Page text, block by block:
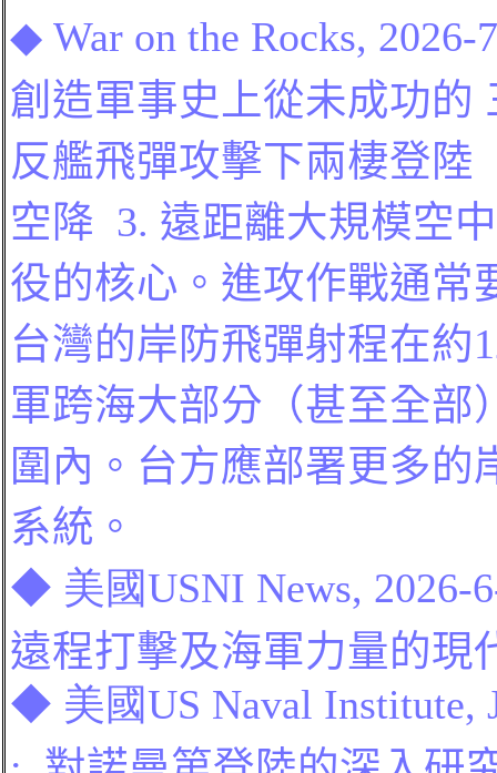
◆ War on the Rocks, 2026-
創造軍事史上從未成功的
反艦飛彈攻擊下兩棲登陸
空降 3. 遠距離大規模空
役的核心。 進攻作戰通常
台灣的岸防飛彈射程在約
軍跨海大部分（甚至全部
圍內 。台方應部署更多
系統。
◆ 美國USNI News, 2026-
遠程打擊及海軍力量的現
◆ 美國US Naval Institute,